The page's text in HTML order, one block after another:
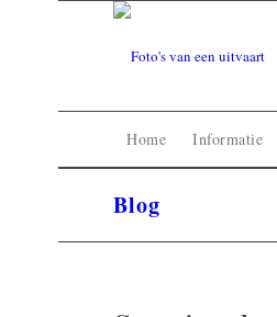
Home Informatie
Blog